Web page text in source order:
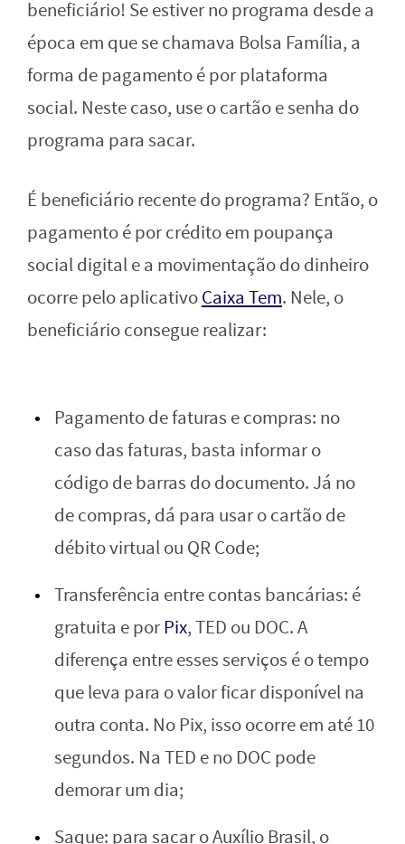
beneficiário! Se estiver no programa desde a
época em que se chamava Bolsa Família, a
forma de pagamento é por plataforma
social. Neste caso, use o cartão e senha do
programa para sacar.
É beneficiário recente do programa? Então, o
pagamento é por crédito em poupança
social digital e a movimentação do dinheiro
ocorre pelo aplicativoCaixa Tem. Nele, o
beneficiário consegue realizar:
Pagamento de faturas e compras: no
caso das faturas, basta informar o
código de barras do documento. Já no
de compras, dá para usar o cartão de
débito virtual ou QR Code;
Transferência entre contas bancárias: é
gratuita e porPix, TED ou DOC. A
diferença entre esses serviços é o tempo
que leva para o valor ficar disponível na
outra conta. No Pix, isso ocorre em até 10
segundos. Na TED e no DOC pode
demorar um dia;
Saque: para sacar o Auxílio Brasil, o